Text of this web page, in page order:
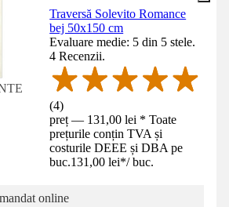
Traversă Solevito Romance
bej 50x150 cm
Evaluare medie: 5 din 5 stele.
4 Recenzii.
(4)
preț — 131,00 lei * Toate
prețurile conțin TVA și
costurile DEEE și DBA pe
buc.131,00 lei*/ buc.
online